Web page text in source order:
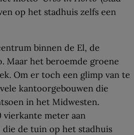
op het stadhuis zelfs een
binnen de El, de
Maar het beroemde groene
Om er toch een glimp van te
kantoorgebouwen die
in het Midwesten.
vierkante meter aan
die de tuin op het stadhuis